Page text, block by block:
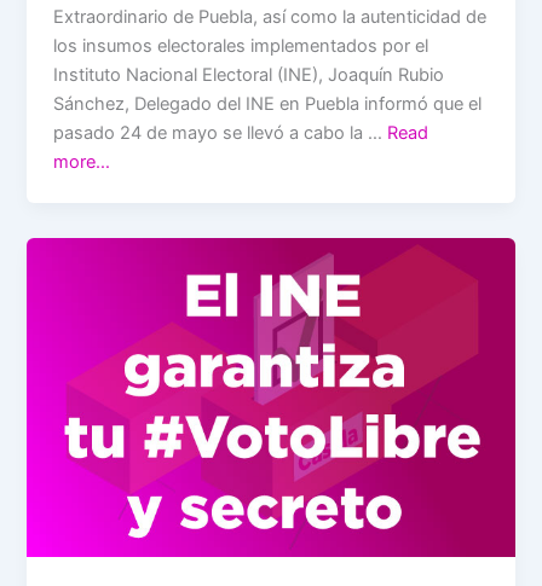
Extraordinario de Puebla, así como la autenticidad de
los insumos electorales implementados por el
Instituto Nacional Electoral (INE), Joaquín Rubio
Sánchez, Delegado del INE en Puebla informó que el
pasado 24 de mayo se llevó a cabo la … Read
more…